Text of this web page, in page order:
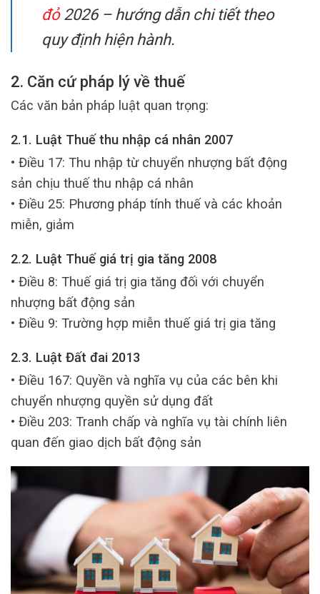
đỏ2026 – hướng dẫn chi tiết theo
quy định hiện hành.
2. Căn cứ pháp lý về thuế
Các văn bản pháp luật quan trọng:
2.1. Luật Thuế thu nhập cá nhân 2007
• Điều 17: Thu nhập từ chuyển nhượng bất động
sản chịu thuế thu nhập cá nhân
• Điều 25: Phương pháp tính thuế và các khoản
miễn, giảm
2.2. Luật Thuế giá trị gia tăng 2008
• Điều 8: Thuế giá trị gia tăng đối với chuyển
nhượng bất động sản
• Điều 9: Trường hợp miễn thuế giá trị gia tăng
2.3. Luật Đất đai 2013
• Điều 167: Quyền và nghĩa vụ của các bên khi
chuyển nhượng quyền sử dụng đất
• Điều 203: Tranh chấp và nghĩa vụ tài chính liên
quan đến giao dịch bất động sản